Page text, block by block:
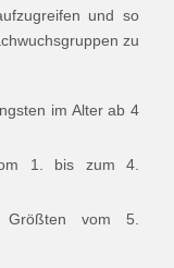
und so
zu
im Alter ab 4
1. bis zum 4.
Größten vom 5.